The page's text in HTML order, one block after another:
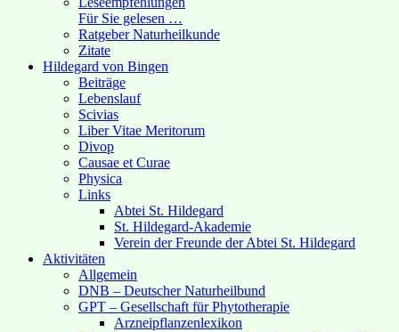
Für Sie gelesen …
Ratgeber Naturheilkunde
Zitate
Hildegard von Bingen
Beiträge
Lebenslauf
Scivias
Liber Vitae Meritorum
Divop
Causae et Curae
Physica
Links
Abtei St. Hildegard
St. Hildegard-Akademie
Verein der Freunde der Abtei St. Hildegard
Aktivitäten
Allgemein
DNB – Deutscher Naturheilbund
GPT – Gesellschaft für Phytotherapie
Arzneipflanzenlexikon